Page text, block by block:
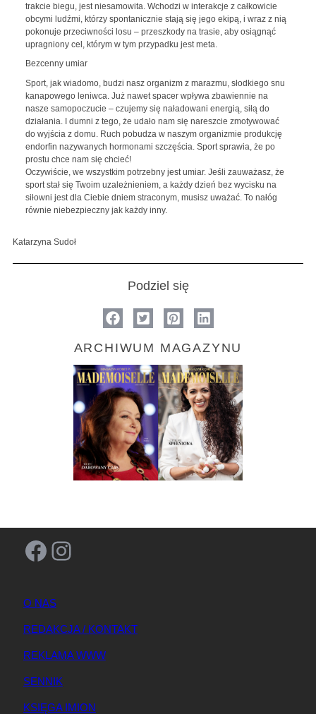
trakcie biegu, jest niesamowita. Wchodzi w interakcje z całkowicie
obcymi ludźmi, którzy spontanicznie stają się jego ekipą, i wraz z nią
pokonuje przeciwności losu – przeszkody na trasie, aby osiągnąć
upragniony cel, którym w tym przypadku jest meta.
Bezcenny umiar
Sport, jak wiadomo, budzi nasz organizm z marazmu, słodkiego snu
kanapowego leniwca. Już nawet spacer wpływa zbawiennie na
nasze samopoczucie – czujemy się naładowani energią, siłą do
działania. I dumni z tego, że udało nam się nareszcie zmotywować
do wyjścia z domu. Ruch pobudza w naszym organizmie produkcję
endorfin nazywanych hormonami szczęścia. Sport sprawia, że po
prostu chce nam się chcieć!
Oczywiście, we wszystkim potrzebny jest umiar. Jeśli zauważasz, że
sport stał się Twoim uzależnieniem, a każdy dzień bez wycisku na
siłowni jest dla Ciebie dniem straconym, musisz uważać. To nałóg
równie niebezpieczny jak każdy inny.
Katarzyna Sudoł
Podziel się
ARCHIWUM MAGAZYNU
Facebook Instagram
O NAS
REDAKCJA / KONTAKT
REKLAMA WWW
SENNIK
KSIĘGA IMION